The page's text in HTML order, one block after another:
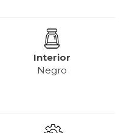
Interior
Negro